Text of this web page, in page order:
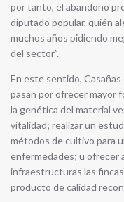
por tanto, el abandono
diputado popular, quién
muchos años pidiendo
del sector”.
En este sentido,
pasan por ofrecer mayor
la genética del material
vitalidad; realizar un
métodos de cultivo para
enfermedades; u ofrecer
infraestructuras las
producto de calidad